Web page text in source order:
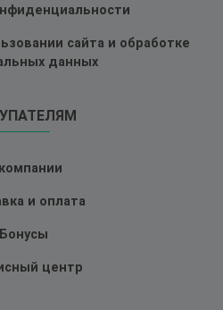
сайта и обработке
данных
и оплата
Бонусы
центр